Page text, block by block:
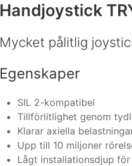
Handjoystick
Mycket pålitlig
Egenskaper
SIL 2-kompatibel
Tillförlitlighet genom
Klarar axiella
Upp till 10 miljoner
Lågt installationsdjup